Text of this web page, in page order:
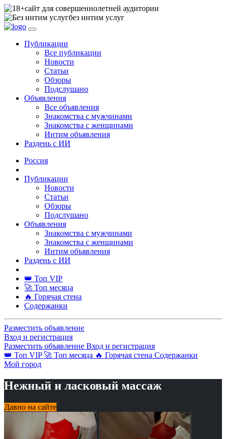
сайт для совершеннолетней аудитории
без интим услуг
Публикации
Все публикации
Новости
Статьи
Обзоры
Подслушано
Объявления
Все объявления
Знакомства с мужчинами
Знакомства с женщинами
Интим объявления
Раздень с ИИ
Россия
Публикации
Новости
Статьи
Обзоры
Подслушано
Объявления
Знакомства с мужчинами
Знакомства с женщинами
Интим объявления
Раздень с ИИ
👑 Топ VIP
🚀 Топ месяца
🔥 Горячая стена
Содержанки
Разместить объявление
Вход и регистрация
Разместить объявление Вход и регистрация
👑 Топ VIP 🚀 Топ месяца 🔥 Горячая стена Содержанки
Мой город
Нежный и ласковый массаж
Давно на сайте